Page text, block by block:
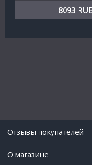
8093
Отзывы покупателей
O магазине